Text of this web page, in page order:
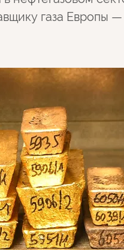
газа Европы